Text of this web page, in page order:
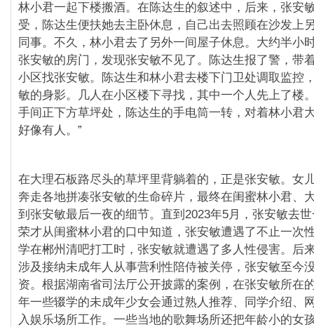
林小君一起下楼搬酒。在陈达生的叙述中，后来，张安
受，陈达生便扶她去主卧休息，自己出去照顾在沙发上
同事。不久，林小君去了另外一间屋子休息。大约半小
张安敏的房门，发现张安敏不见了。陈达生报了警，带
小区找张安敏。陈达生和林小君去楼下门卫处调取监控
敏的身影。几人在小区楼下寻找，其中一个人先上了楼
手间正下方草坪处，陈达生的手电筒一转，对着林小君
好像有人。”
在大理石板路尽头的草坪里背躺着的，正是张安敏。女
奔走各地拼凑张安敏的生命碎片，最终在闺蜜林小君、
到张安敏最后一夜的细节。直到2023年5月，张安敏去
荣才从闺蜜林小君的口中知道，张安敏遭遇了不止一次
学在郴州清吧打工时，张安敏就遭遇了多人性侵害。后
涉及接纳未成年人从事营利性陪侍被关停，张安敏至今
资。根据湖南省司法厅公开披露的案例，在张安敏所在
年一些辍学的未成年少女会通过熟人推荐、同学介绍、
入娱乐场所工作。一些当地的歌舞场所还把年龄小的女